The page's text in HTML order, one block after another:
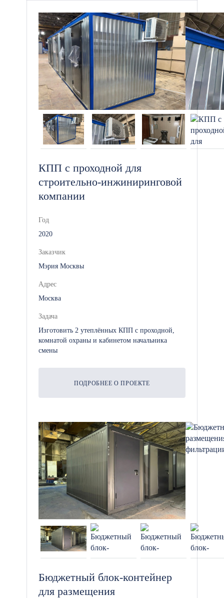
Доступные цены как для частных
лиц, так и для начинающих
предпринимателей.
Возможность купить готовые
строения разных размеров или
заказать контейнер по
индивидуальным требованиям.
Услуги под ключ: доставка,
установка на фундамент и
гарантийное обслуживание.
Отсутствие переплат за
Гибкая ценовая политика, что
позволяет приобрести
контейнеры по выгодным
условиям.
Большой ассортимент: от
неутепленных блоков до
также можем оснастить
контейнеры дополнительным
оборудованием: полками,
трубопроводом,
водонагревателями и
сантехникой.
Задать вопросы и заказать блок-
контейнеры под хозблок можно по
телефону +7 (499) 110-50-95 или
оставить заявку на нашем сайте.
КПП с проходной для
строительно-инжиниринговой
компании
Год
2020
Заказчик
Мэрия Москвы
Адрес
Москва
Задача
Изготовить 2 утеплённых КПП с проходной,
комнатой охраны и кабинетом начальника
смены
ПОДРОБНЕЕ О ПРОЕКТЕ
Бюджетный блок-контейнер
для размещения